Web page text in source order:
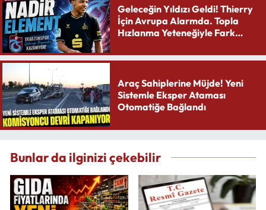
Geleceğin Yıldızı Geldi! Thierry
İçin Avrupa Alarmda. Topla
Hızlanma Yeteneğiyle Fark
Araç Sahiplerine Müjde! Yeni
Sistemle Eksper Ataması
Otomatiğe Bağlandı
Bunlar da ilginizi çekebilir